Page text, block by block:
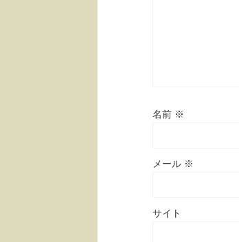
名前 ※
メール ※
サイト